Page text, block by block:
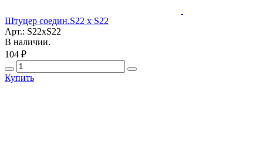
Штуцер соедин.S22 x S22
Арт.: S22xS22
В наличии.
104 ₽
Купить